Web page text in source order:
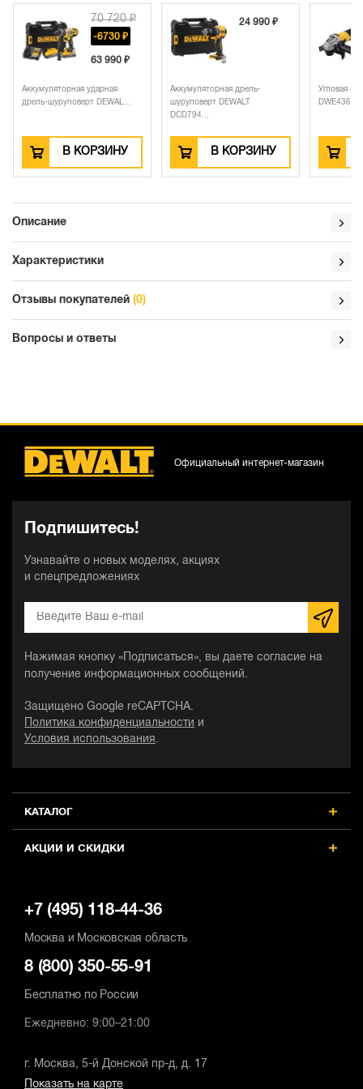
70 720 ₽
-6730 ₽
63 990 ₽
Аккумуляторная ударная
дрель-шуруповерт DEWAL...
В КОРЗИНУ
24 990 ₽
Аккумуляторная дрель-
шуруповерт DEWALT
DCD794...
В КОРЗИНУ
Угловая
DWE4369,
Описание
Характеристики
Отзывы покупателей (0)
Вопросы и ответы
КАТАЛОГ
АКЦИИ И СКИДКИ
Подпишитесь!
Узнавайте о новых моделях, акциях
и спецпредложениях
Нажимая кнопку «Подписаться», вы даете согласие на
получение информационных сообщений.
Защищено Google reCAPTCHA.
Политика конфиденциальности и
Условия использования.
Официальный интернет-магазин
+7 (495) 118-44-36
Москва и Московская область
8 (800) 350-55-91
Бесплатно по России
Ежедневно: 9:00–21:00
г. Москва, 5-й Донской пр-д, д. 17
Показать на карте